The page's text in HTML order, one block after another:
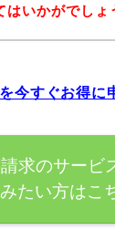
いかがでしょ
今すぐお得に
求のサービ
たい方はこ